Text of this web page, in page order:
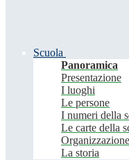
Scuola
Panoramica
Presentazione
I luoghi
Le persone
I numeri della
Le carte della
Organizzazione
La storia